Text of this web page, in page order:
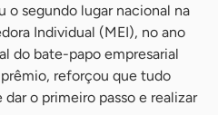
o segundo lugar nacional na
Individual (MEI), no ano
do bate-papo empresarial
reforçou que tudo
o primeiro passo e realizar